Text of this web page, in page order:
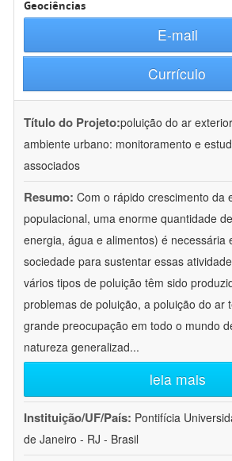
Geociências
E-mail
Currículo
Título do Projeto:poluição do ar
ambiente urbano: monitoramento e
associados
Resumo: Com o rápido crescimento da
populacional, uma enorme quantidade
energia, água e alimentos) é necessária
sociedade para sustentar essas
vários tipos de poluição têm sido
problemas de poluição, a poluição do ar
grande preocupação em todo o mundo
natureza generalizad...
leia mais
Instituição/UF/País: Pontifícia
de Janeiro - RJ - Brasil